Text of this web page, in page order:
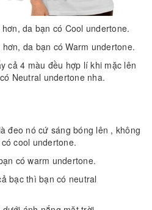
da bạn có Cool undertone.
da bạn có Warm undertone.
cả 4 màu đều hợp lí khi mặc lên
Neutral undertone nha.
đeo nó cứ sáng bóng lên , không
cool undertone.
có warm undertone.
bạc thì bạn có neutral